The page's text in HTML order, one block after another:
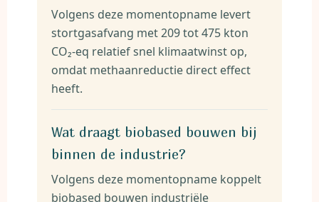
Volgens deze momentopname levert
stortgasafvang met 209 tot 475 kton
CO₂-eq relatief snel klimaatwinst op,
omdat methaanreductie direct effect
heeft.
Wat draagt biobased bouwen bij
binnen de industrie?
Volgens deze momentopname koppelt
biobased bouwen industriële